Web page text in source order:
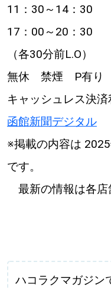
11：30～14：30
17：00～20：30
（各30分前L.O）
無休 禁煙 P有り
キャッシュレス決
函館新聞デジタル
※掲載の内容は
です。
最新の情報は各店
ハコラクマガジン